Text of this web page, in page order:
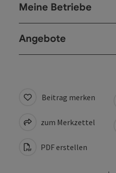
Meine Betriebe
Angebote
Beitrag merken
zum Merkzettel
PDF erstellen